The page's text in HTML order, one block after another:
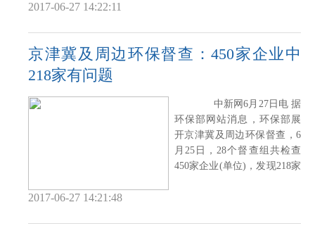
2017-06-27 14:22:11
京津冀及周边环保督查：450家企业中
218家有问题
中新网6月27日电 据
环保部网站消息，环保部展
开京津冀及周边环保督查，6
月25日，28个督查组共检查
450家企业(单位)，发现218家
2017-06-27 14:21:48